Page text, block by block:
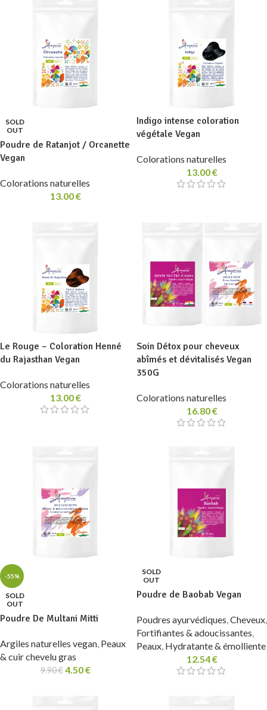
SOLD
OUT
Poudre de Ratanjot / Orcanette
Vegan
Colorations naturelles
13.00€
Indigo intense coloration
végétale Vegan
Colorations naturelles
13.00€
Le Rouge – Coloration Henné
du Rajasthan Vegan
Colorations naturelles
13.00€
Soin Détox pour cheveux
abîmés et dévitalisés Vegan
350G
Colorations naturelles
16.80€
-55%
SOLD
OUT
Poudre De Multani Mitti
Argiles naturelles vegan, Peaux
& cuir chevelu gras
9.90€ 4.50€
SOLD
OUT
Poudre de Baobab Vegan
Poudres ayurvédiques,Cheveux,
Fortifiantes & adoucissantes,
Peaux, Hydratante & émolliente
12.54€